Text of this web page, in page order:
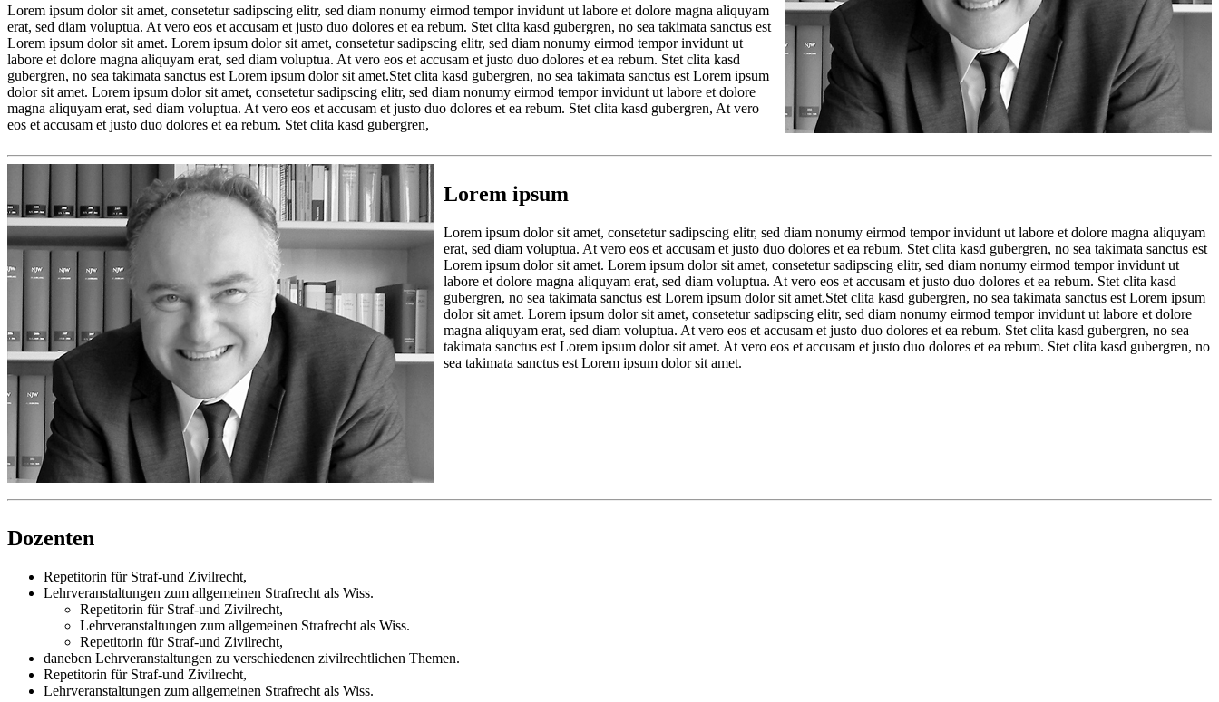
Lorem ipsum dolor sit amet, consetetur sadipscing elitr, sed diam nonumy eirmod tempor invidunt ut labore et dolore magna aliquyam
erat, sed diam voluptua. At vero eos et accusam et justo duo dolores et ea rebum. Stet clita kasd gubergren, no sea takimata sanctus est
Lorem ipsum dolor sit amet. Lorem ipsum dolor sit amet, consetetur sadipscing elitr, sed diam nonumy eirmod tempor invidunt ut
labore et dolore magna aliquyam erat, sed diam voluptua. At vero eos et accusam et justo duo dolores et ea rebum. Stet clita kasd
gubergren, no sea takimata sanctus est Lorem ipsum dolor sit amet.Stet clita kasd gubergren, no sea takimata sanctus est Lorem ipsum
dolor sit amet. Lorem ipsum dolor sit amet, consetetur sadipscing elitr, sed diam nonumy eirmod tempor invidunt ut labore et dolore
magna aliquyam erat, sed diam voluptua. At vero eos et accusam et justo duo dolores et ea rebum. Stet clita kasd gubergren, At vero
eos et accusam et justo duo dolores et ea rebum. Stet clita kasd gubergren,
Lorem ipsum
Lorem ipsum dolor sit amet, consetetur sadipscing elitr, sed diam nonumy eirmod tempor invidunt ut labore et dolore magna aliquyam
erat, sed diam voluptua. At vero eos et accusam et justo duo dolores et ea rebum. Stet clita kasd gubergren, no sea takimata sanctus est
Lorem ipsum dolor sit amet. Lorem ipsum dolor sit amet, consetetur sadipscing elitr, sed diam nonumy eirmod tempor invidunt ut
labore et dolore magna aliquyam erat, sed diam voluptua. At vero eos et accusam et justo duo dolores et ea rebum. Stet clita kasd
gubergren, no sea takimata sanctus est Lorem ipsum dolor sit amet.Stet clita kasd gubergren, no sea takimata sanctus est Lorem ipsum
dolor sit amet. Lorem ipsum dolor sit amet, consetetur sadipscing elitr, sed diam nonumy eirmod tempor invidunt ut labore et dolore
magna aliquyam erat, sed diam voluptua. At vero eos et accusam et justo duo dolores et ea rebum. Stet clita kasd gubergren, no sea
takimata sanctus est Lorem ipsum dolor sit amet. At vero eos et accusam et justo duo dolores et ea rebum. Stet clita kasd gubergren, no
sea takimata sanctus est Lorem ipsum dolor sit amet.
Dozenten
Repetitorin für Straf-und Zivilrecht,
Lehrveranstaltungen zum allgemeinen Strafrecht als Wiss.
Repetitorin für Straf-und Zivilrecht,
Lehrveranstaltungen zum allgemeinen Strafrecht als Wiss.
Repetitorin für Straf-und Zivilrecht,
daneben Lehrveranstaltungen zu verschiedenen zivilrechtlichen Themen.
Repetitorin für Straf-und Zivilrecht,
Lehrveranstaltungen zum allgemeinen Strafrecht als Wiss.